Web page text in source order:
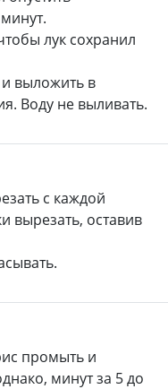
лук сохранил
выложить в
Воду не выливать.
с каждой
вырезать, оставив
промыть и
минут за 5 до